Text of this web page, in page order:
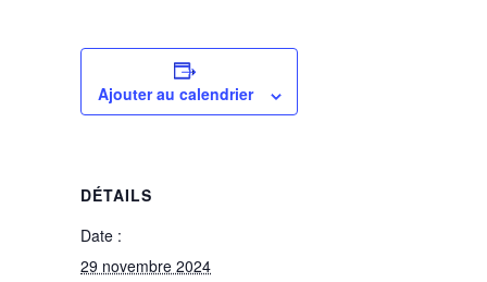
Ajouter au calendrier
DÉTAILS
Date :
29 novembre 2024